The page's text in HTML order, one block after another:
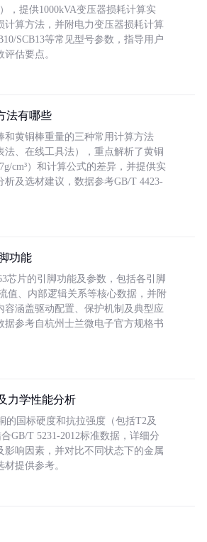
），提供1000kVA变压器损耗计算实
计算方法，并附电力变压器损耗计算
SCB13等常见型号参数，指导用户
估要点。
法有哪些
和黄铜棒重量的三种常用计算方法
法、在线工具法），重点解析了黄铜
cm³）和计算公式的差异，并提供实
析及选材建议，数据参考GB/T 4423-
功能
芯片的引脚功能及参数，包括各引脚
值、内部逻辑关系等核心数据，并附
容涵盖驱动配置、保护机制及典型应
据参考自杭州士兰微电子官方规格书
力学性能分析
的国标硬度和抗拉强度（包括T2及
GB/T 5231-2012标准数据，详细分
影响因素，并对比不同状态下的金属
提供参考。